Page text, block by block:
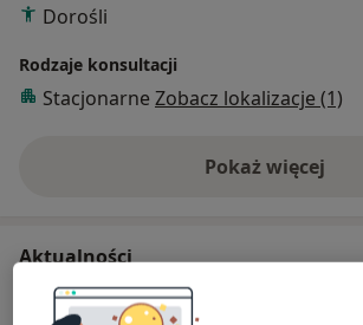
Dorośli
Rodzaje konsultacji
Stacjonarne Zobacz lokalizacje (1)
Pokaż więcej
o
Aktualności
prof. dr hab. n. med. Katarzyna